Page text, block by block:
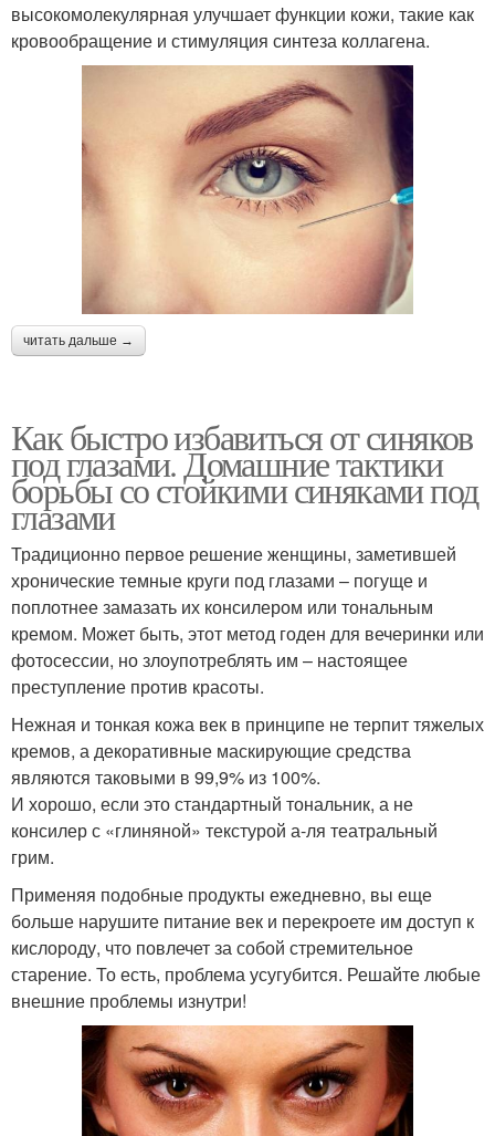
высокомолекулярная улучшает функции кожи, такие как
кровообращение и стимуляция синтеза коллагена.
читать дальше →
Как быстро избавиться от синяков
под глазами. Домашние тактики
борьбы со стойкими синяками под
глазами
Традиционно первое решение женщины, заметившей
хронические темные круги под глазами – погуще и
поплотнее замазать их консилером или тональным
кремом. Может быть, этот метод годен для вечеринки или
фотосессии, но злоупотреблять им – настоящее
преступление против красоты.
Нежная и тонкая кожа век в принципе не терпит тяжелых
кремов, а декоративные маскирующие средства
являются таковыми в 99,9% из 100%.
И хорошо, если это стандартный тональник, а не
консилер с «глиняной» текстурой а-ля театральный
грим.
Применяя подобные продукты ежедневно, вы еще
больше нарушите питание век и перекроете им доступ к
кислороду, что повлечет за собой стремительное
старение. То есть, проблема усугубится. Решайте любые
внешние проблемы изнутри!